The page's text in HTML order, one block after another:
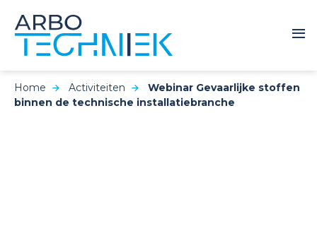
Home Activiteiten
Webinar Gevaarlijke stoffen
binnen de technische installatiebranche